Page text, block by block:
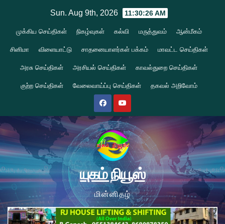
content
Sun. Aug 9th, 2026 11:30:26 AM
முக்கிய செய்திகள் நிகழ்வுகள் கல்வி மருத்துவம் ஆன்மீகம்
சினிமா விளையாட்டு சாதனையாளர்கள் பக்கம் மாவட்ட செய்திகள்
அரசு செய்திகள் அரசியல் செய்திகள் காவல்துறை செய்திகள்
குற்ற செய்திகள் வேலைவாய்ப்பு செய்திகள் தகவல் அறிவோம்
யுகம் நியூஸ்
மின்னிதழ்